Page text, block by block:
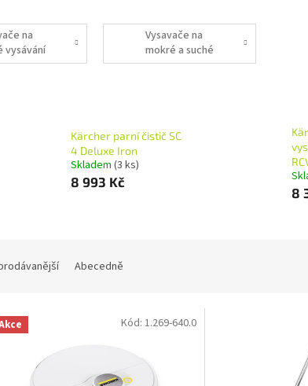
na
vysávání
Vysavače na
mokré a suché
vysávání
Kärcher parní čistič SC
4 Deluxe Iron
Skladem (3 ks)
8 993 Kč
8
Abecedně
Kód: 1.269-640.0